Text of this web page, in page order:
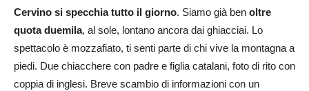
Cervino si specchia tutto il giorno. Siamo già ben oltre
quota duemila, al sole, lontano ancora dai ghiacciai. Lo
spettacolo è mozzafiato, ti senti parte di chi vive la montagna a
piedi. Due chiacchere con padre e figlia catalani, foto di rito con
coppia di inglesi. Breve scambio di informazioni con un